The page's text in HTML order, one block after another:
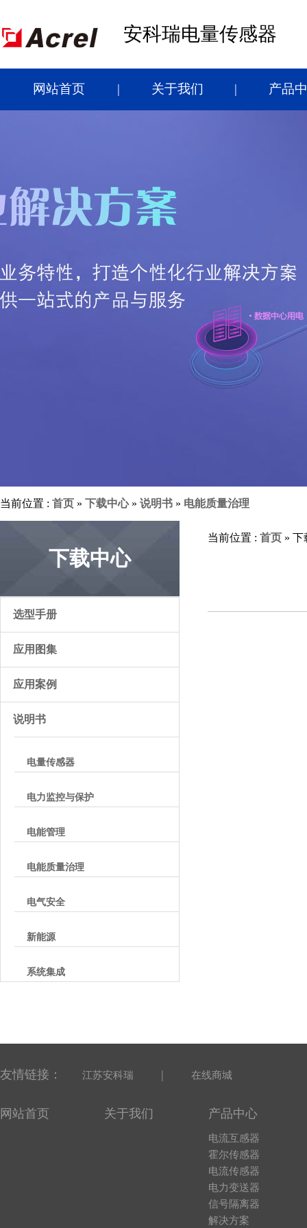
安科瑞电量传感器
网站首页 关于我们 产品
当前位置 : 首页 » 下载中心» 说明书 » 电能质量治理
下载中心
选型手册
应用图集
应用案例
说明书
电量传感器
电力监控与保护
电能管理
电能质量治理
电气安全
新能源
系统集成
当前位置 : 首页 » 下
友情链接： 江苏安科瑞 | 在线商城
网站首页 关于我们 产品中心
电流互感器
霍尔传感器
电流传感器
电力变送器
信号隔离器
解决方案